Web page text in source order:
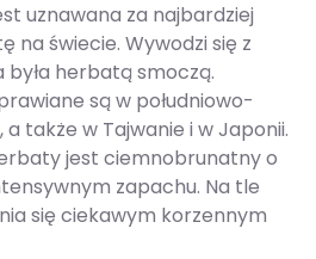
uznawana za najbardziej
świecie. Wywodzi się z
była herbatą smoczą.
są w południowo-
także w Tajwanie i w Japonii.
jest ciemnobrunatny o
zapachu. Na tle
się ciekawym korzennym